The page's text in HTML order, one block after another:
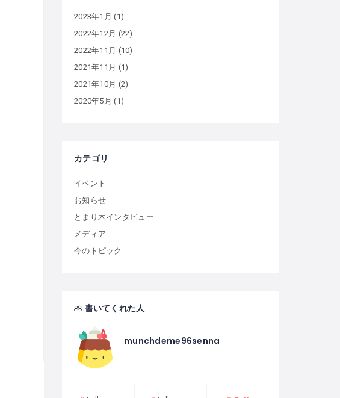
2023年1月 (1)
2022年12月 (22)
2022年11月 (10)
2021年11月 (1)
2021年10月 (2)
2020年5月 (1)
カテゴリ
イベント
お知らせ
とまり木インタビュー
メディア
今のトピック
書いてくれた人
munchdeme96senna